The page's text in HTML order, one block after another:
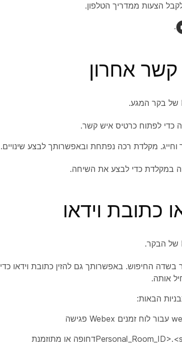
הצעות ממדריך הטלפון.
.
קשר אחרון
כדי לפתוח כרטיס איש קשר.
וחייג. מקלדת רכה נפתחת ובאפשרותך לבצע שינויים.
במקלדת כדי לבצע את השיחה.
כתובת וידאו
החיפוש. באפשרותך גם להזין כתובת וידאו כדי
אותה.
הבאות:
<Personal_Room_ID>.<site_name>@webex.comדחופה או מתוזמנת